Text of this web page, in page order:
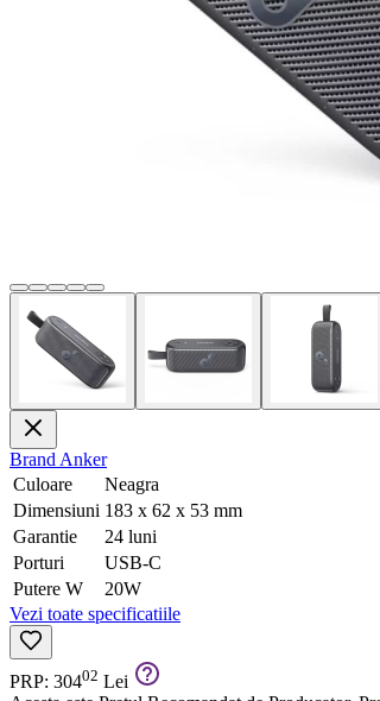
Brand Anker
Culoare
Neagra
Dimensiuni 183 x 62 x 53 mm
Garantie
24 luni
Porturi
USB-C
Putere W
20W
Vezi toate specificatiile
PRP: 30402 Lei